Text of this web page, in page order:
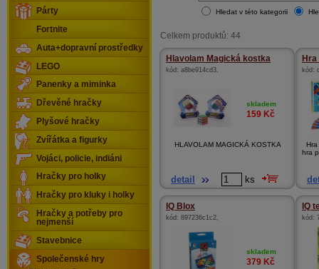
Hledat v této kategorii
Celkem produktů: 44
Hlavolam Magická kostka
kód: a8be914cd3,
skladem
159 Kč
HLAVOLAM MAGICKÁ KOSTKA
detail ks
Hra
kód:
hra
IQ Blox
kód: 897236c1c2,
skladem
379 Kč
IQ
kód:
Párty
Fortnite
Auta+dopravní prostředky
LEGO
Panenky a miminka
Dřevěné hračky
Plyšové hračky
Zvířátka a figurky
Vojáci, policie, indiáni
Hračky pro holky
Hračky pro kluky i holky
Hračky a potřeby pro
nejmenší
Stavebnice
Společenské hry